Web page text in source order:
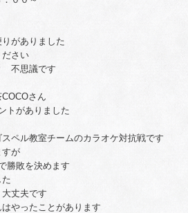
がありました
ださい
不思議です
さん
トがありました
ペル教室チームのカラオケ対抗戦です
すが
勝敗を決めます
丈夫です
やったことがあります